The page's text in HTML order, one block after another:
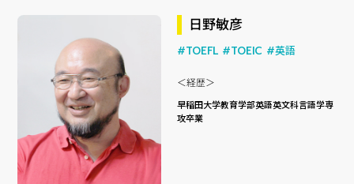
日野敏彦
#TOEFL #TOEIC #英語
＜経歴＞
早稲田大学教育学部英語英文科言語学専
攻卒業